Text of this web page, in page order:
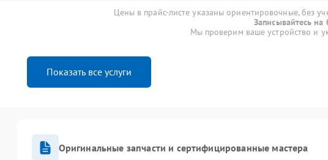
Цены в прайс-листе указаны ориентировочные, без
Записывайтесь на
Мы проверим ваше устройство и
Показать все услуги
Оригинальные запчасти и сертифицированные мастера